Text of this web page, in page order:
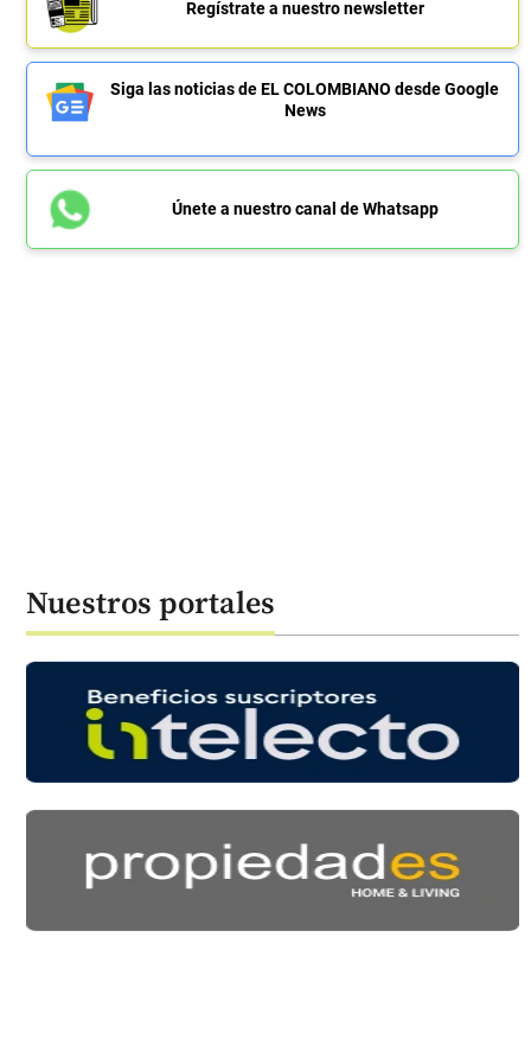
Regístrate a nuestro newsletter
Siga las noticias de EL COLOMBIANO desde Google
News
Únete a nuestro canal de Whatsapp
Nuestros portales